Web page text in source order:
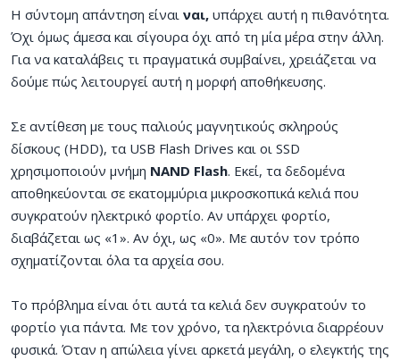
Η σύντομη απάντηση είναι ναι, υπάρχει αυτή η πιθανότητα.
Όχι όμως άμεσα και σίγουρα όχι από τη μία μέρα στην άλλη.
Για να καταλάβεις τι πραγματικά συμβαίνει, χρειάζεται να
δούμε πώς λειτουργεί αυτή η μορφή αποθήκευσης.
Σε αντίθεση με τους παλιούς μαγνητικούς σκληρούς
δίσκους (HDD), τα USB Flash Drives και οι SSD
χρησιμοποιούν μνήμη NAND Flash. Εκεί, τα δεδομένα
αποθηκεύονται σε εκατομμύρια μικροσκοπικά κελιά που
συγκρατούν ηλεκτρικό φορτίο. Αν υπάρχει φορτίο,
διαβάζεται ως «1». Αν όχι, ως «0». Με αυτόν τον τρόπο
σχηματίζονται όλα τα αρχεία σου.
Το πρόβλημα είναι ότι αυτά τα κελιά δεν συγκρατούν το
φορτίο για πάντα. Με τον χρόνο, τα ηλεκτρόνια διαρρέουν
φυσικά. Όταν η απώλεια γίνει αρκετά μεγάλη, ο ελεγκτής της